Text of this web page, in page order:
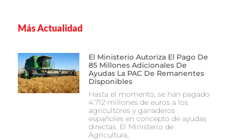
Más Actualidad
El Ministerio Autoriza El Pago De
85 Millones Adicionales De
Ayudas La PAC De Remanentes
Disponibles
Hasta el momento, se han pagado
4.712 millones de euros a los
agricultores y ganaderos
españoles en concepto de ayudas
directas. El Ministerio de
Agricultura,